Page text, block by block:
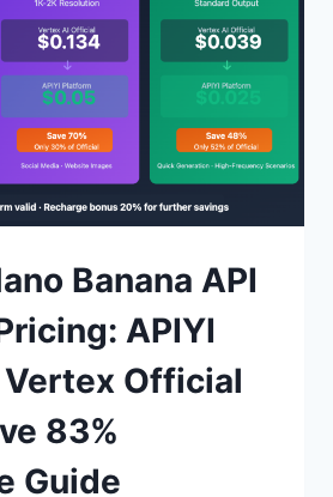
Banana API
APIYI
Official
83%
Guide